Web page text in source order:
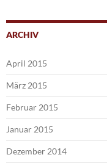
ARCHIV
April 2015
März 2015
Februar 2015
Januar 2015
Dezember 2014